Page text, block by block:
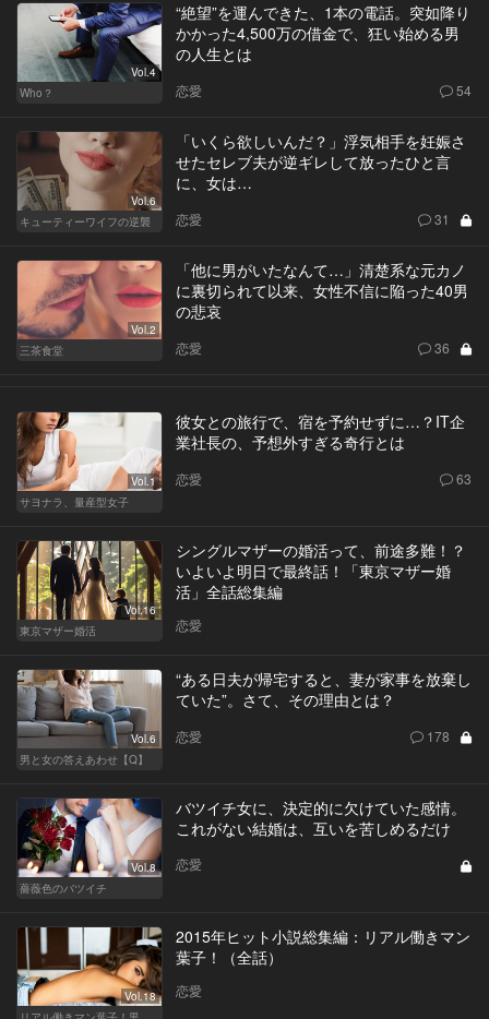
Vol.4
Who？
“絶望”を運んできた、1本の電話。突如降り
かかった4,500万の借金で、狂い始める男
の人生とは
恋愛 54
Vol.6
キューティーワイフの逆襲
「いくら欲しいんだ？」浮気相手を妊娠さ
せたセレブ夫が逆ギレして放ったひと言
に、女は…
恋愛 31
Vol.2
三茶食堂
「他に男がいたなんて…」清楚系な元カノ
に裏切られて以来、女性不信に陥った40男
の悲哀
恋愛 36
Vol.1
サヨナラ、量産型女子
彼女との旅行で、宿を予約せずに…？IT企
業社長の、予想外すぎる奇行とは
恋愛 63
Vol.16
東京マザー婚活
シングルマザーの婚活って、前途多難！？
いよいよ明日で最終話！「東京マザー婚
活」全話総集編
恋愛
Vol.6
男と女の答えあわせ【Q】
“ある日夫が帰宅すると、妻が家事を放棄し
ていた”。さて、その理由とは？
恋愛 178
Vol.8
薔薇色のバツイチ
バツイチ女に、決定的に欠けていた感情。
これがない結婚は、互いを苦しめるだけ
恋愛
Vol.18
2015年ヒット小説総集編：リアル働きマン
葉子！（全話）
恋愛